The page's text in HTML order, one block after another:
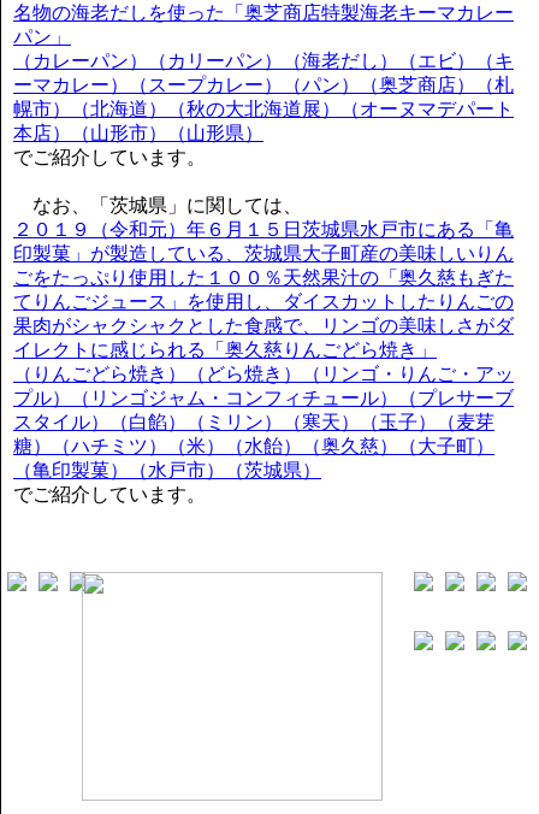
名物の海老だしを使った「奥芝商店特製海老キーマカレー
パン」
（カレーパン）（カリーパン）（海老だし）（エビ）（キ
ーマカレー）（スープカレー）（パン）（奥芝商店）（札
幌市）（北海道）（秋の大北海道展）（オーヌマデパート
本店）（山形市）（山形県）
でご紹介しています。
なお、「茨城県」に関しては、
２０１９（令和元）年６月１５日茨城県水戸市にある「亀
印製菓」が製造している、茨城県大子町産の美味しいりん
ごをたっぷり使用した１００％天然果汁の「奥久慈もぎた
てりんごジュース」を使用し、ダイスカットしたりんごの
果肉がシャクシャクとした食感で、リンゴの美味しさがダ
イレクトに感じられる「奥久慈りんごどら焼き」
（りんごどら焼き）（どら焼き）（リンゴ・りんご・アッ
プル）（リンゴジャム・コンフィチュール）（プレサーブ
スタイル）（白餡）（ミリン）（寒天）（玉子）（麦芽
糖）（ハチミツ）（米）（水飴）（奥久慈）（大子町）
（亀印製菓）（水戸市）（茨城県）
でご紹介しています。